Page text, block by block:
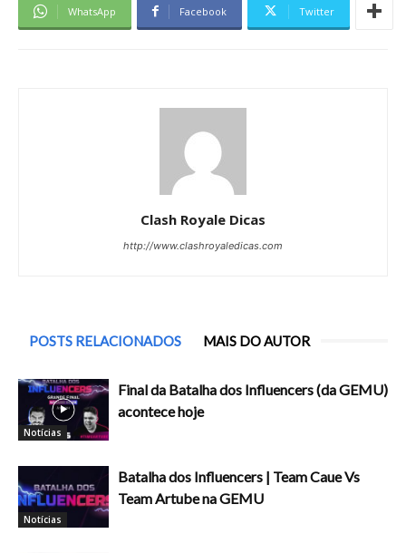
WhatsApp Facebook Twitter
Clash Royale Dicas
http://www.clashroyaledicas.com
POSTS RELACIONADOS MAIS DO AUTOR
Notícias
Final da Batalha dos Influencers (da GEMU)
acontece hoje
Notícias
Batalha dos Influencers | Team Caue Vs
Team Artube na GEMU